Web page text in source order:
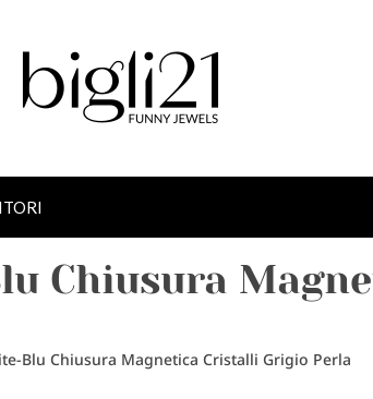
Chiusura
Blu Chiusura Magnetica Cristalli Grigio Perla